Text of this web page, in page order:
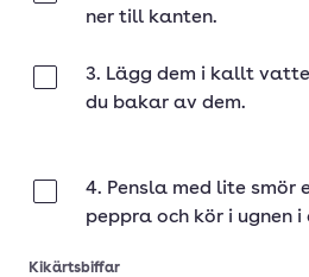
ner till kanten.
3. Lägg dem i kallt
du bakar av dem.
4. Pensla med lite smör
peppra och kör i ugnen
Kikärtsbiffar